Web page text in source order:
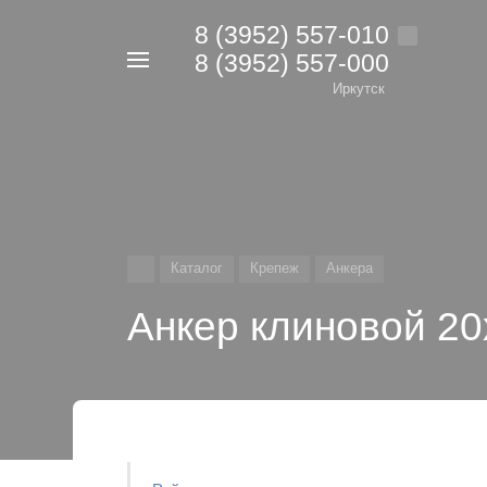
8 (3952) 557-010
8 (3952) 557-000
Иркутск
Каталог Крепеж Анкера
Анкер клиновой